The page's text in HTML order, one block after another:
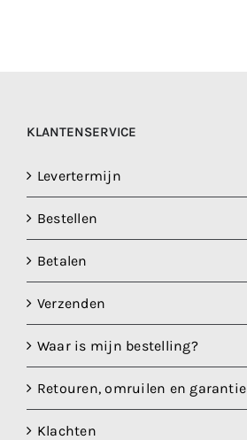
KLANTENSERVICE
Levertermijn
Bestellen
Betalen
Verzenden
Waar is mijn bestelling?
Retouren, omruilen en garantie
Klachten